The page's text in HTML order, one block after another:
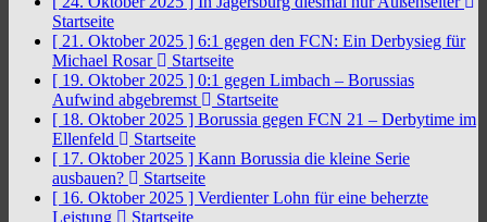
Startseite
[ 21. Oktober 2025 ] 6:1 gegen den FCN: Ein Derbysieg für
Michael Rosar
Startseite
[ 19. Oktober 2025 ] 0:1 gegen Limbach – Borussias
Aufwind abgebremst
Startseite
[ 18. Oktober 2025 ] Borussia gegen FCN 21 – Derbytime im
Ellenfeld
Startseite
[ 17. Oktober 2025 ] Kann Borussia die kleine Serie
ausbauen?
Startseite
[ 16. Oktober 2025 ] Verdienter Lohn für eine beherzte
Leistung
Startseite